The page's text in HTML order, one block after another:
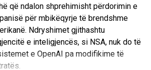
që ndalon shprehimisht përdorimin e
për mbikëqyrje të brendshme
Ndryshimet gjithashtu
e inteligjencës, si NSA, nuk do të
e OpenAI pa modifikime të